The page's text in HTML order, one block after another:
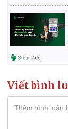
Viết bình